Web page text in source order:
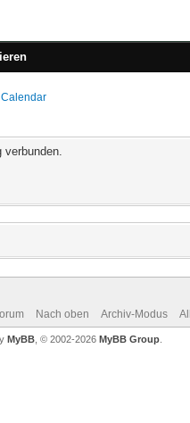
verbunden.
Nach oben Archiv-Modus
MyBB , © 2002-2026 MyBB Group